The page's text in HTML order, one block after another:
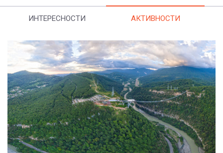
ИНТЕРЕСНОСТИ АКТИВНОСТИ